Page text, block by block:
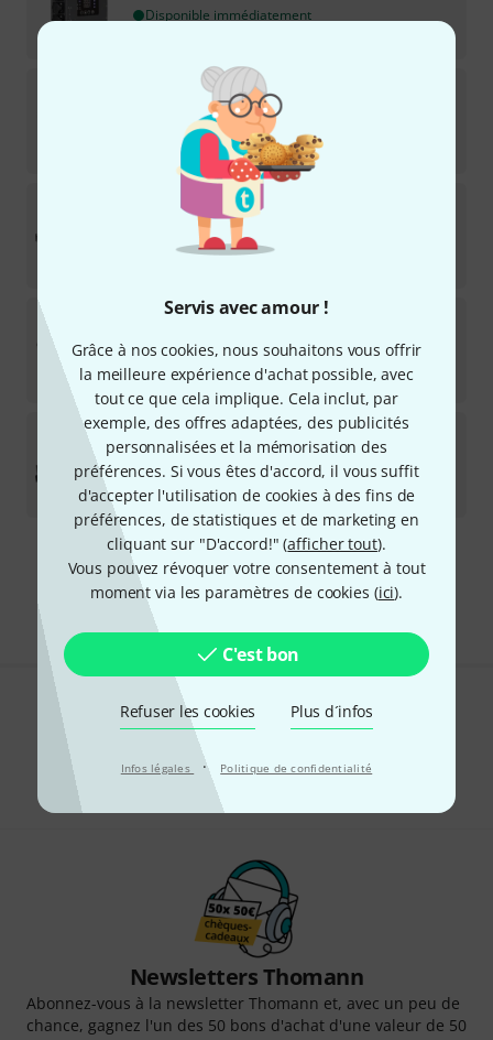
Servis avec amour !
Grâce à nos cookies, nous souhaitons vous offrir
la meilleure expérience d'achat possible, avec
tout ce que cela implique. Cela inclut, par
exemple, des offres adaptées, des publicités
personnalisées et la mémorisation des
préférences. Si vous êtes d'accord, il vous suffit
d'accepter l'utilisation de cookies à des fins de
préférences, de statistiques et de marketing en
cliquant sur "D'accord!" (afficher tout).
Vous pouvez révoquer votre consentement à tout
moment via les paramètres de cookies (ici).
C'est bon
Refuser les cookies Plus d´infos
Infos légales · Politique de confidentialité
Disponible immédiatement
Netron DMX10-5
1
Disponible dans environ une semaine
Netron EN12I
Disponible rapidement (2 à 5 jours)
ObsidianNetron FS16
Précommandable maintenant
2.222€
ObsidianNX4
Sur demande
12.590 €
Envoi gratuit à partir de 69 €
Les prix sont indiqués avec TVA comprise
Aimez-vous ce que vous voyez ?
Partager Aide et commentaires
Newsletters Thomann
Abonnez-vous à la newsletter Thomann et, avec un peu de
chance, gagnez l'un des 50 bons d'achat d'une valeur de 50